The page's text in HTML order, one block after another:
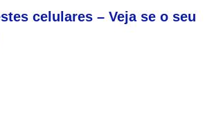
celulares – Veja se o seu